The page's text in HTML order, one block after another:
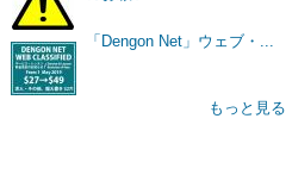
「Dengon Net」ウェブ・...
もっと見る